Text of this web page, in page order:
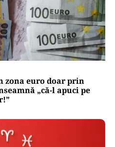
zona euro doar prin
„că-l apuci pe